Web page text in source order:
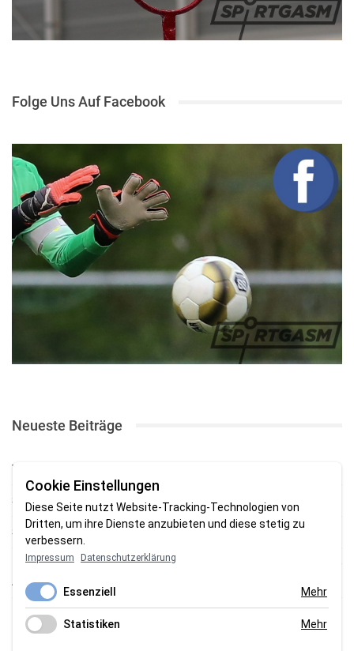
Folge Uns Auf Facebook
Neueste Beiträge
TSV gewinnt Testspiel bei Braker Reserve
SV Brake gewinnt erstes Heimspiel mit 2:0
SV Brake feiert 5:2-Auftaktsieg beim Delmenhorster TB
Fehlstart in Oldenburg: 1. FC Nordenham verliert zum Bezirksliga-
Auftakt
Fußball in der Wesermarsch: Die Bilder vom Wochenende
Cookie Einstellungen
Diese Seite nutzt Website-Tracking-Technologien von
Dritten, um ihre Dienste anzubieten und diese stetig zu
verbessern.
Impressum Datenschutzerklärung
Essenziell Mehr
Statistiken Mehr